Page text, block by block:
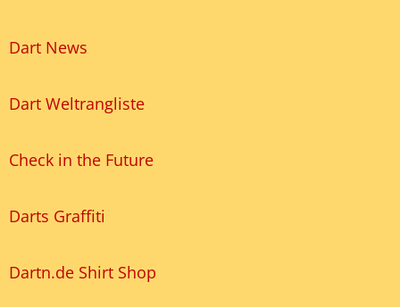
Dart News
Dart Weltrangliste
Check in the Future
Darts Graffiti
Dartn.de Shirt Shop